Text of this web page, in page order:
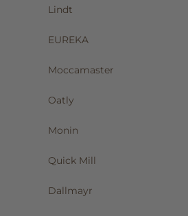
Lindt
EUREKA
Moccamaster
Oatly
Monin
Quick Mill
Dallmayr